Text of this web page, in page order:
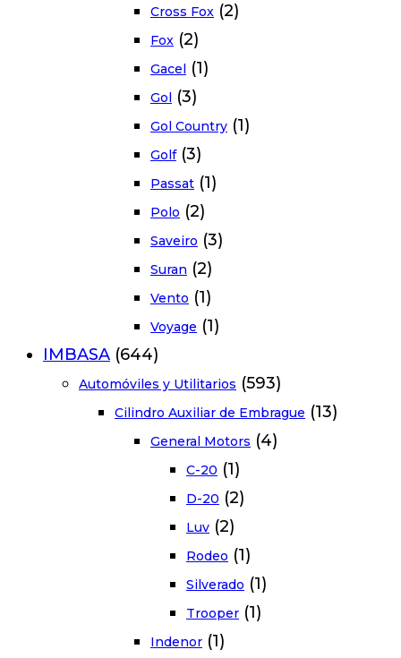
Cross Fox (2)
Fox (2)
Gacel (1)
Gol (3)
Gol Country (1)
Golf (3)
Passat (1)
Polo (2)
Saveiro (3)
Suran (2)
Vento (1)
Voyage (1)
IMBASA (644)
Automóviles y Utilitarios (593)
Cilindro Auxiliar de Embrague (13)
General Motors (4)
C-20 (1)
D-20 (2)
Luv (2)
Rodeo (1)
Silverado (1)
Trooper (1)
Indenor (1)